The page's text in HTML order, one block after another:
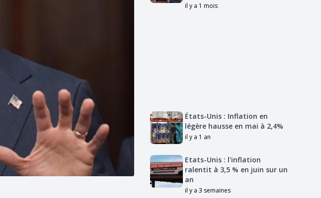
il y a 1 mois
États-Unis : Inflation en
légère hausse en mai à 2,4%
il y a 1 an
Etats-Unis : l'inflation
ralentit à 3,5 % en juin sur un
an
il y a 3 semaines